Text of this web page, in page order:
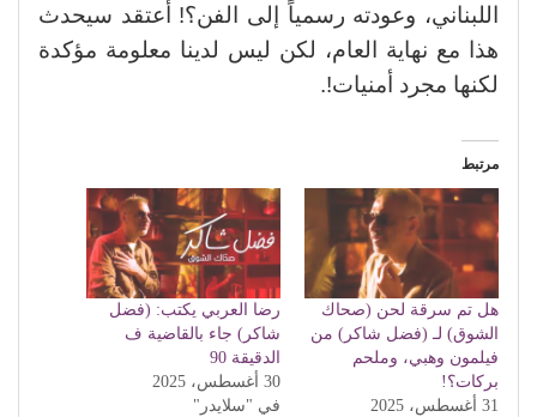
اللبناني، وعودته رسمياً إلى الفن؟! أعتقد سيحدث
هذا مع نهاية العام، لكن ليس لدينا معلومة مؤكدة
لكنها مجرد أمنيات!.
مرتبط
هل تم سرقة لحن (صحاك
الشوق) لـ (فضل شاكر) من
فيلمون وهبي، وملحم
بركات؟!
31 أغسطس، 2025
رضا العربي يكتب: (فضل
شاكر) جاء بالقاضية ف
الدقيقة 90
30 أغسطس، 2025
في "سلايدر"